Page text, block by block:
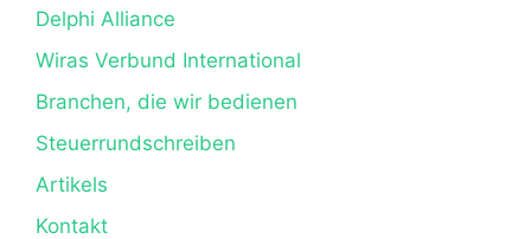
Delphi Alliance
Wiras Verbund International
Branchen, die wir bedienen
Steuerrundschreiben
Artikels
Kontakt